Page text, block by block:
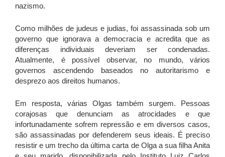
nazismo.
Como milhões de judeus e judias, foi assassinada sob um
governo que ignorava a democracia e acredita que as
diferenças individuais deveriam ser condenadas.
Atualmente, é possível observar, no mundo, vários
governos ascendendo baseados no autoritarismo e
desprezo aos direitos humanos.
Em resposta, várias Olgas também surgem. Pessoas
corajosas que denunciam as atrocidades e que
infortunadamente sofrem repressão e em diversos casos,
são assassinadas por defenderem seus ideais. É preciso
resistir e um trecho da última carta de Olga a sua filha Anita